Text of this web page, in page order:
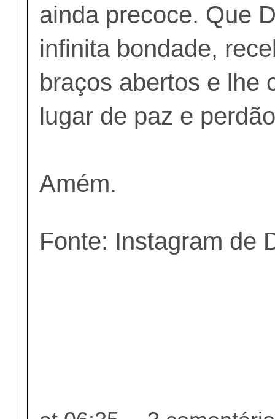
ainda precoce. Que
infinita bondade,
braços abertos e lhe
lugar de paz e
Amém.
Fonte: Instagram de